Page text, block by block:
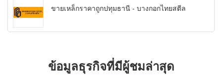
ขายเหล็กราคาถูกปทุมธานี - บางกอกไทยสตีล
ข้อมูลธุรกิจที่มีผู้ชมล่าสุด